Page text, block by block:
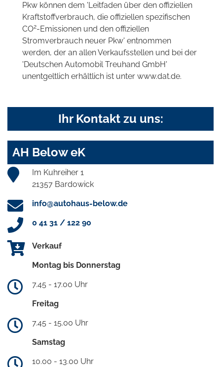
Pkw können dem 'Leitfaden über den offiziellen
Kraftstoffverbrauch, die offiziellen spezifischen
CO2-Emissionen und den offiziellen
Stromverbrauch neuer Pkw' entnommen
werden, der an allen Verkaufsstellen und bei der
'Deutschen Automobil Treuhand GmbH'
unentgeltlich erhältlich ist unter www.dat.de.
Ihr Kontakt zu uns:
AH Below eK
Im Kuhreiher 1
21357 Bardowick
info@autohaus-below.de
0 41 31 / 122 90
Verkauf
Montag bis Donnerstag
7.45 - 17.00 Uhr
Freitag
7.45 - 15.00 Uhr
Samstag
10.00 - 13.00 Uhr